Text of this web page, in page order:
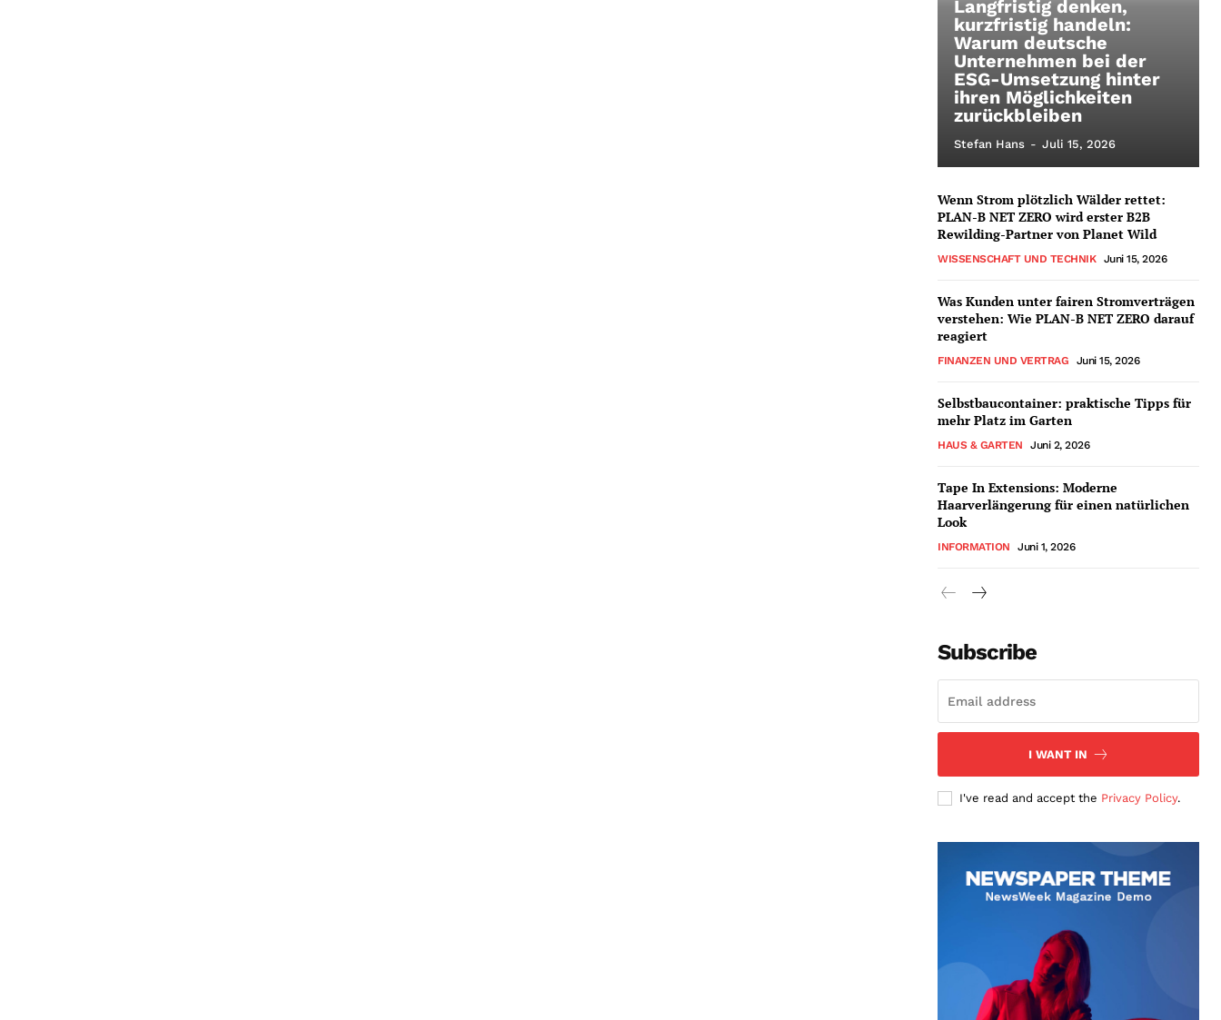
Langfristig denken,
kurzfristig handeln:
Warum deutsche
Unternehmen bei der
ESG-Umsetzung hinter
ihren Möglichkeiten
zurückbleiben
Stefan Hans - Juli 15, 2026
Wenn Strom plötzlich Wälder rettet:
PLAN-B NET ZERO wird erster B2B
Rewilding-Partner von Planet Wild
WISSENSCHAFT UND TECHNIK Juni 15, 2026
Was Kunden unter fairen Stromverträgen
verstehen: Wie PLAN-B NET ZERO darauf
reagiert
FINANZEN UND VERTRAG Juni 15, 2026
Selbstbaucontainer: praktische Tipps für
mehr Platz im Garten
HAUS & GARTEN Juni 2, 2026
Tape In Extensions: Moderne
Haarverlängerung für einen natürlichen
Look
INFORMATION Juni 1, 2026
Subscribe
I WANT IN
I've read and accept the Privacy Policy.